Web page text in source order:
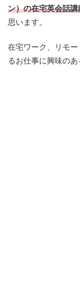
ン）の在宅英会話講
思います。
在宅ワーク、リモ
るお仕事に興味の